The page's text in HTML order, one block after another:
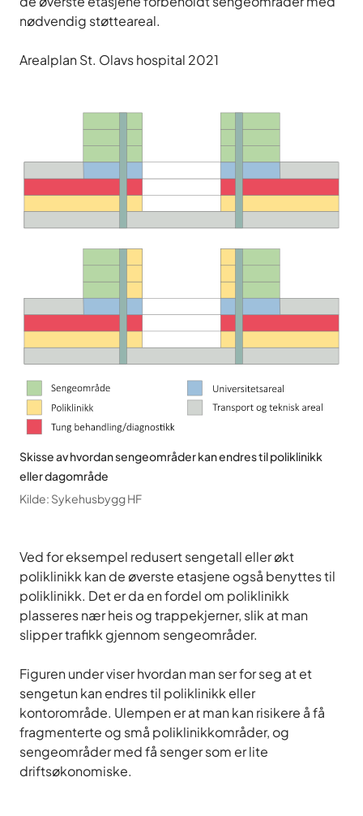
nødvendig støtteareal.
Arealplan St. Olavs hospital 2021
Skisse av hvordan sengeområder kan endres til poliklinikk
eller dagområde
Kilde: Sykehusbygg HF
Ved for eksempel redusert sengetall eller økt
poliklinikk kan de øverste etasjene også benyttes til
poliklinikk. Det er da en fordel om poliklinikk
plasseres nær heis og trappekjerner, slik at man
slipper trafikk gjennom sengeområder.
Figuren under viser hvordan man ser for seg at et
sengetun kan endres til poliklinikk eller
kontorområde. Ulempen er at man kan risikere å få
fragmenterte og små poliklinikkområder, og
sengeområder med få senger som er lite
driftsøkonomiske.